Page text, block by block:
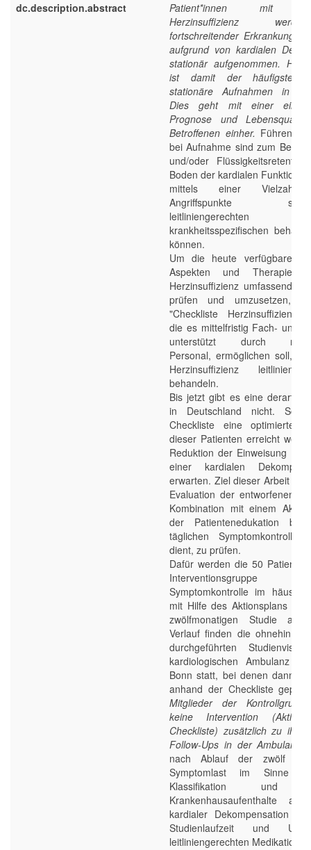
dc.description.abstract
Patient*innen mit
Herzinsuffizienz
fortschreitender
aufgrund von kardialen
stationär aufgenommen.
ist damit der häufigste
stationäre Aufnahmen in
Dies geht mit einer
Prognose und
Betroffenen einher. Führende
bei Aufnahme sind zum
und/oder
Boden der kardialen
mittels einer Vielzahl
Angriffspunkte
krankheitsspezifischen
können.
Um die heute verfügbare
Aspekten und
Herzinsuffizienz umfassend
prüfen und umzusetzen,
"Checkliste Herzinsuffizienz"
die es mittelfristig Fach- und
unterstützt durch nicht-
Personal, ermöglichen soll,
Herzinsuffizienz
behandeln.
Bis jetzt gibt es eine derartige
in Deutschland nicht.
Checkliste eine optimierte
dieser Patienten erreicht
Reduktion der Einweisung z.
einer kardialen
erwarten. Ziel dieser Arbeit ist
Evaluation der entworfenen
Kombination mit einem
der Patientenedukation
täglichen Symptomkontrolle
dient, zu prüfen.
Dafür werden die 50
Symptomkontrolle im
mit Hilfe des Aktionsplans zu
zwölfmonatigen Studie
Verlauf finden die ohnehin
durchgeführten
kardiologischen Ambulanz
Bonn statt, bei denen dann
anhand der Checkliste
Mitglieder der
keine Intervention
Checkliste) zusätzlich zu
Follow-Ups in der Ambulanz.
nach Ablauf der zwölf
Symptomlast im Sinne
Klassifikation und
Krankenhausaufenthalte
kardialer Dekompensation
Studienlaufzeit und
leitliniengerechten Medikation.